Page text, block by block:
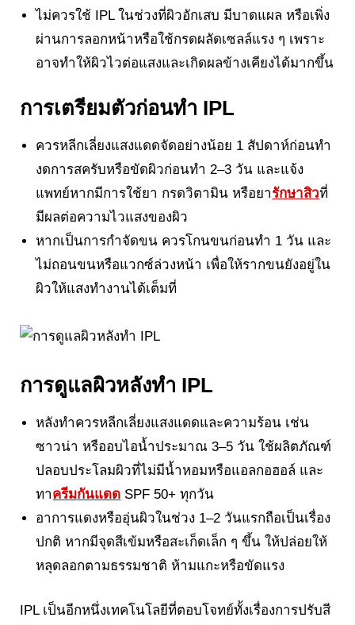
ไม่ควรใช้ IPL ในช่วงที่ผิวอักเสบ มีบาดแผล หรือเพิ่ง
ผ่านการลอกหน้าหรือใช้กรดผลัดเซลล์แรง ๆ เพราะ
อาจทำให้ผิวไวต่อแสงและเกิดผลข้างเคียงได้มากขึ้น
การเตรียมตัวก่อนทำ IPL
ควรหลีกเลี่ยงแสงแดดจัดอย่างน้อย 1 สัปดาห์ก่อนทำ
งดการสครับหรือขัดผิวก่อนทำ 2–3 วัน และแจ้ง
แพทย์หากมีการใช้ยา กรดวิตามิน หรือยารักษาสิวที่
มีผลต่อความไวแสงของผิว
หากเป็นการกำจัดขน ควรโกนขนก่อนทำ 1 วัน และ
ไม่ถอนขนหรือแวกซ์ล่วงหน้า เพื่อให้รากขนยังอยู่ใน
ผิวให้แสงทำงานได้เต็มที่
การดูแลผิวหลังทำ IPL
หลังทำควรหลีกเลี่ยงแสงแดดและความร้อน เช่น
ซาวน่า หรืออบไอน้ำประมาณ 3–5 วัน ใช้ผลิตภัณฑ์
ปลอบประโลมผิวที่ไม่มีน้ำหอมหรือแอลกอฮอล์ และ
ทาครีมกันแดด SPF 50+ ทุกวัน
อาการแดงหรืออุ่นผิวในช่วง 1–2 วันแรกถือเป็นเรื่อง
ปกติ หากมีจุดสีเข้มหรือสะเก็ดเล็ก ๆ ขึ้น ให้ปล่อยให้
หลุดลอกตามธรรมชาติ ห้ามแกะหรือขัดแรง
IPL เป็นอีกหนึ่งเทคโนโลยีที่ตอบโจทย์ทั้งเรื่องการปรับสี